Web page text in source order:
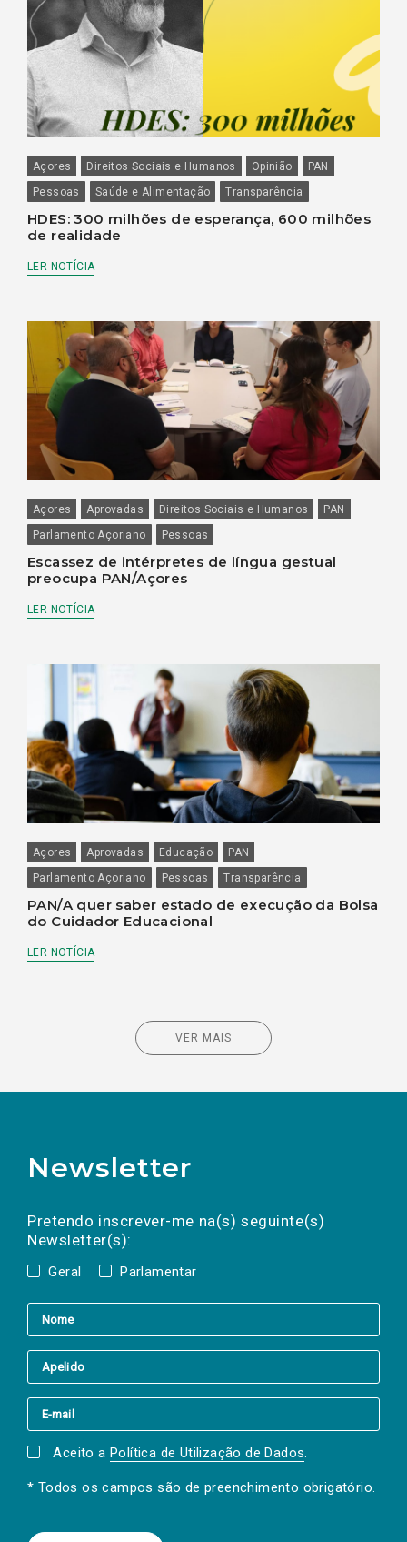
Açores Direitos Sociais e Humanos Opinião
PAN
Pessoas
Saúde e Alimentação Transparência
HDES: 300 milhões de esperança, 600 milhões
de realidade
LER NOTÍCIA
Açores Aprovadas Direitos Sociais e Humanos
PAN
Parlamento Açoriano
Pessoas
Escassez de intérpretes de língua gestual
preocupa PAN/Açores
LER NOTÍCIA
Açores Aprovadas Educação
PAN
Parlamento Açoriano
Pessoas Transparência
PAN/A quer saber estado de execução da Bolsa
do Cuidador Educacional
LER NOTÍCIA
VER MAIS
Newsletter
Pretendo inscrever-me na(s) seguinte(s)
Newsletter(s):
Geral Parlamentar
a(s) newsletter(s).
mail
Aceito a Política de Utilização de Dados.
* Todos os campos são de preenchimento obrigatório.